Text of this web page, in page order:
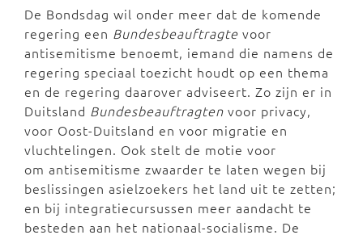
De Bondsdag wil onder meer dat de komende
regering een Bundesbeauftragte voor
antisemitisme benoemt, iemand die namens de
regering speciaal toezicht houdt op een thema
en de regering daarover adviseert. Zo zijn er in
Duitsland Bundesbeauftragten voor privacy,
voor Oost-Duitsland en voor migratie en
vluchtelingen. Ook stelt de motie voor
om antisemitisme zwaarder te laten wegen bij
beslissingen asielzoekers het land uit te zetten;
en bij integratiecursussen meer aandacht te
besteden aan het nationaal-socialisme. De